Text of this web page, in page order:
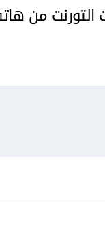
من